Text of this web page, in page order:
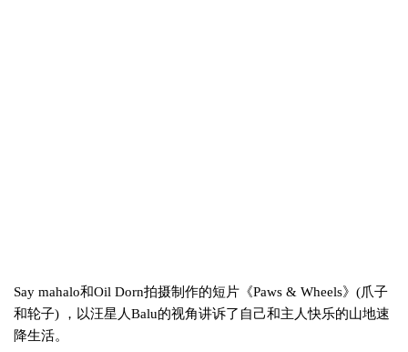
Say mahalo和Oil Dorn拍摄制作的短片《Paws & Wheels》(爪子
和轮子) ，以汪星人Balu的视角讲诉了自己和主人快乐的山地速
降生活。